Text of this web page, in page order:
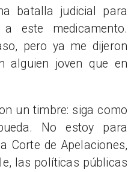
batalla judicial para
este medicamento.
pero ya me dijeron
alguien joven que en
un timbre: siga como
No estoy para
Corte de Apelaciones,
l as pol íticas públicas